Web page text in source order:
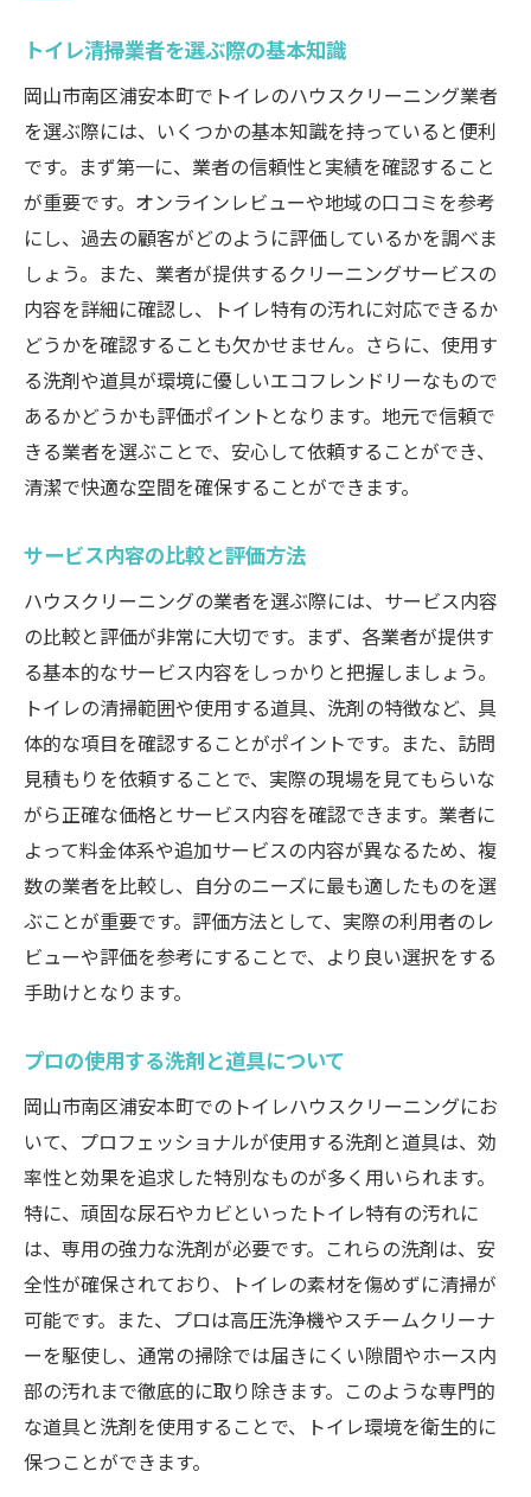
トイレ清掃業者を選ぶ際の基本知識
岡山市南区浦安本町でトイレのハウスクリーニング業者
を選ぶ際には、いくつかの基本知識を持っていると便利
です。まず第一に、業者の信頼性と実績を確認すること
が重要です。オンラインレビューや地域の口コミを参考
にし、過去の顧客がどのように評価しているかを調べま
しょう。また、業者が提供するクリーニングサービスの
内容を詳細に確認し、トイレ特有の汚れに対応できるか
どうかを確認することも欠かせません。さらに、使用す
る洗剤や道具が環境に優しいエコフレンドリーなもので
あるかどうかも評価ポイントとなります。地元で信頼で
きる業者を選ぶことで、安心して依頼することができ、
清潔で快適な空間を確保することができます。
サービス内容の比較と評価方法
ハウスクリーニングの業者を選ぶ際には、サービス内容
の比較と評価が非常に大切です。まず、各業者が提供す
る基本的なサービス内容をしっかりと把握しましょう。
トイレの清掃範囲や使用する道具、洗剤の特徴など、具
体的な項目を確認することがポイントです。また、訪問
見積もりを依頼することで、実際の現場を見てもらいな
がら正確な価格とサービス内容を確認できます。業者に
よって料金体系や追加サービスの内容が異なるため、複
数の業者を比較し、自分のニーズに最も適したものを選
ぶことが重要です。評価方法として、実際の利用者のレ
ビューや評価を参考にすることで、より良い選択をする
手助けとなります。
プロの使用する洗剤と道具について
岡山市南区浦安本町でのトイレハウスクリーニングにお
いて、プロフェッショナルが使用する洗剤と道具は、効
率性と効果を追求した特別なものが多く用いられます。
特に、頑固な尿石やカビといったトイレ特有の汚れに
は、専用の強力な洗剤が必要です。これらの洗剤は、安
全性が確保されており、トイレの素材を傷めずに清掃が
可能です。また、プロは高圧洗浄機やスチームクリーナ
ーを駆使し、通常の掃除では届きにくい隙間やホース内
部の汚れまで徹底的に取り除きます。このような専門的
な道具と洗剤を使用することで、トイレ環境を衛生的に
保つことができます。